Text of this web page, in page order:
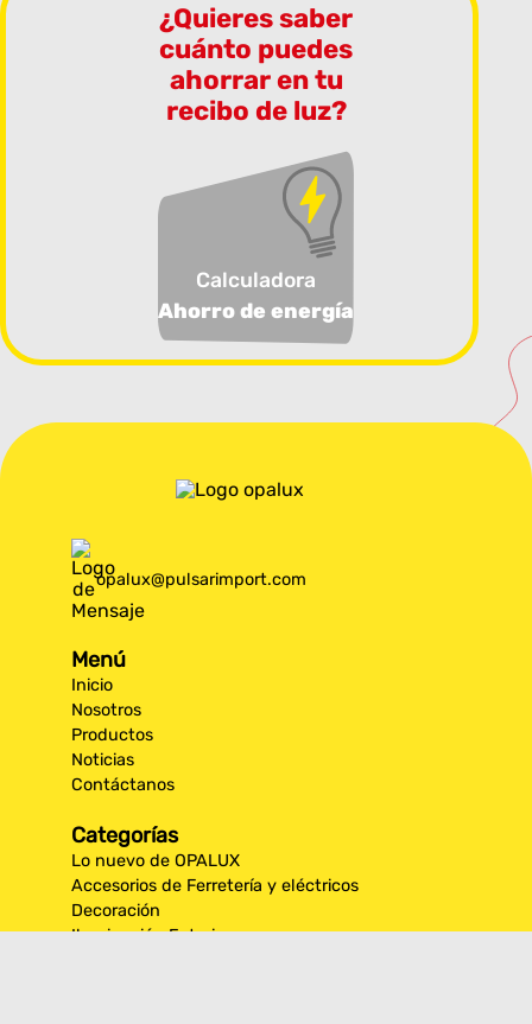
¿Quieres saber
cuánto puedes
ahorrar en tu
recibo de luz?
Calculadora
Ahorro de energía
opalux@pulsarimport.com
Menú
Inicio
Nosotros
Productos
Noticias
Contáctanos
Categorías
Lo nuevo de OPALUX
Accesorios de Ferretería y eléctricos
Decoración
Iluminación Exterior